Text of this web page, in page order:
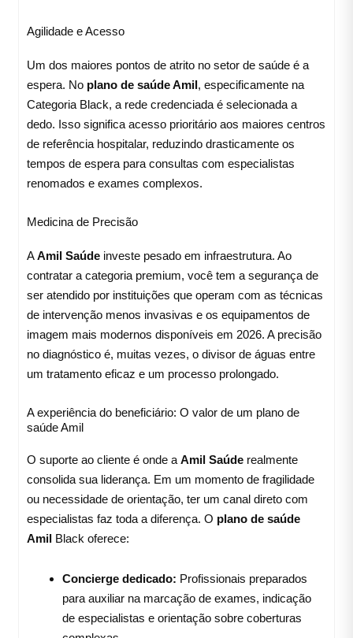
Agilidade e Acesso
Um dos maiores pontos de atrito no setor de saúde é a
espera. No plano de saúde Amil, especificamente na
Categoria Black, a rede credenciada é selecionada a
dedo. Isso significa acesso prioritário aos maiores centros
de referência hospitalar, reduzindo drasticamente os
tempos de espera para consultas com especialistas
renomados e exames complexos.
Medicina de Precisão
AAmil Saúdeinveste pesado em infraestrutura. Ao
contratar a categoria premium, você tem a segurança de
ser atendido por instituições que operam com as técnicas
de intervenção menos invasivas e os equipamentos de
imagem mais modernos disponíveis em 2026. A precisão
no diagnóstico é, muitas vezes, o divisor de águas entre
um tratamento eficaz e um processo prolongado.
A experiência do beneficiário: O valor de um plano de
saúde Amil
O suporte ao cliente é onde a Amil Saúderealmente
consolida sua liderança. Em um momento de fragilidade
ou necessidade de orientação, ter um canal direto com
especialistas faz toda a diferença. O plano de saúde
AmilBlack oferece:
Concierge dedicado: Profissionais preparados
para auxiliar na marcação de exames, indicação
de especialistas e orientação sobre coberturas